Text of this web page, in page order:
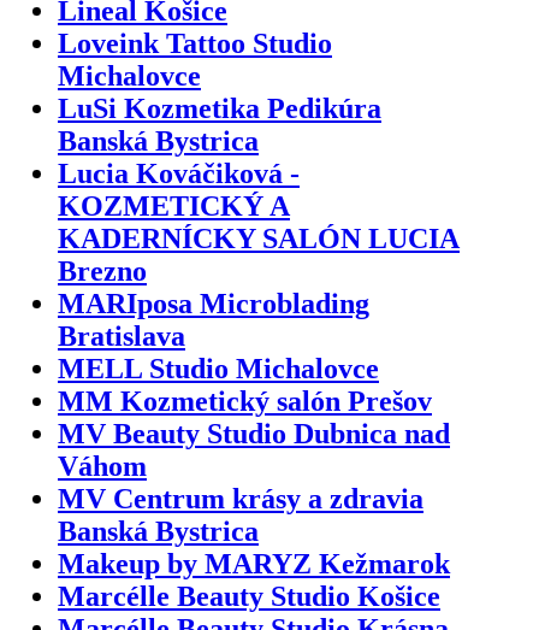
Lineal Košice
Loveink Tattoo Studio
Michalovce
LuSi Kozmetika Pedikúra
Banská Bystrica
Lucia Kováčiková -
KOZMETICKÝ A
KADERNÍCKY SALÓN LUCIA
Brezno
MARIposa Microblading
Bratislava
MELL Studio Michalovce
MM Kozmetický salón Prešov
MV Beauty Studio Dubnica nad
Váhom
MV Centrum krásy a zdravia
Banská Bystrica
Makeup by MARYZ Kežmarok
Marcélle Beauty Studio Košice